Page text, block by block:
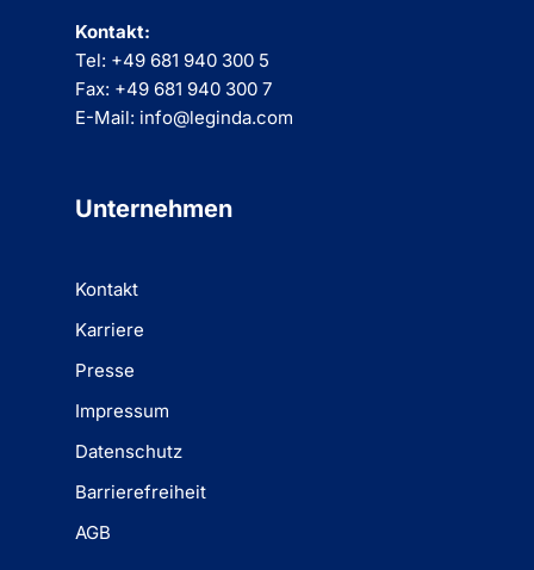
Kontakt:
Tel: +49 681 940 300 5
Fax: +49 681 940 300 7
E-Mail: info@leginda.com
Unternehmen
Kontakt
Karriere
Presse
Impressum
Datenschutz
Barrierefreiheit
AGB